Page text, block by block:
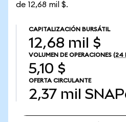
de 12,68 mil $.
CAPITALIZACIÓN BURSÁTIL
12,68 mil $
VOLUMEN DE OPERACIONES (24
5,10 $
OFERTA CIRCULANTE
2,37 mil